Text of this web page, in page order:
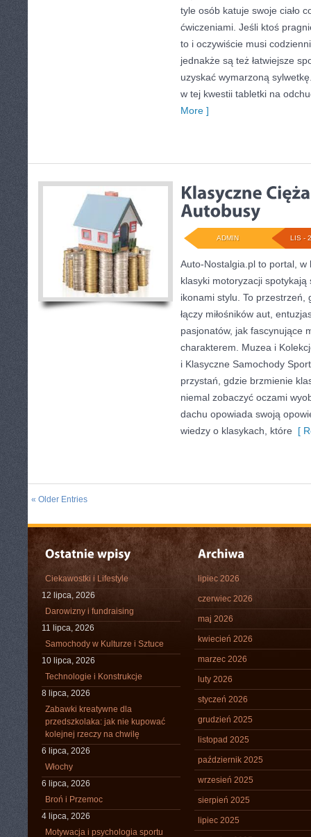
tyle osób katuje swoje ciało
ćwiczeniami. Jeśli ktoś
to i oczywiście musi
jednakże są też łatwiejsze
uzyskać wymarzoną
w tej kwestii tabletki na
More ]
LIS -
ADMIN
Auto-Nostalgia.pl to portal,
klasyki motoryzacji
ikonami stylu. To przestrzeń,
łączy miłośników aut,
pasjonatów, jak fascynujące
charakterem. Muzea i
i Klasyczne Samochody
przystań, gdzie brzmienie
niemal zobaczyć oczami
dachu opowiada swoją
wiedzy o klasykach, które [
« Older Entries
Ciekawostki i Lifestyle
12 lipca, 2026
Darowizny i fundraising
11 lipca, 2026
Samochody w Kulturze i Sztuce
10 lipca, 2026
Technologie i Konstrukcje
8 lipca, 2026
Zabawki kreatywne dla
przedszkolaka: jak nie kupować
kolejnej rzeczy na chwilę
6 lipca, 2026
Włochy
6 lipca, 2026
Broń i Przemoc
4 lipca, 2026
Motywacja i psychologia sportu
lipiec 2026
czerwiec 2026
maj 2026
kwiecień 2026
marzec 2026
luty 2026
styczeń 2026
grudzień 2025
listopad 2025
październik 2025
wrzesień 2025
sierpień 2025
lipiec 2025